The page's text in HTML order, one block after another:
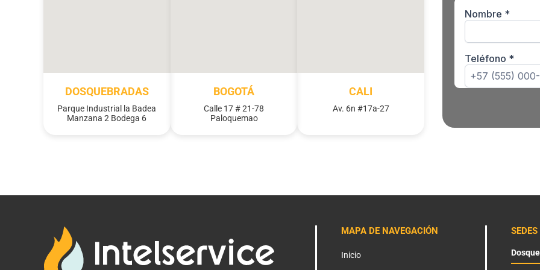
DOSQUEBRADAS
Parque Industrial la Badea
Manzana 2 Bodega 6
BOGOTÁ
Calle 17 # 21-78
Paloquemao
CALI
Av. 6n #17a-27
MAPA DE NAVEGACIÓN
Inicio
SEDES